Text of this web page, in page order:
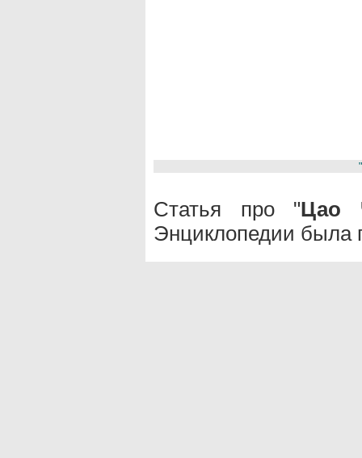
Статья про "Цао
Энциклопедии была